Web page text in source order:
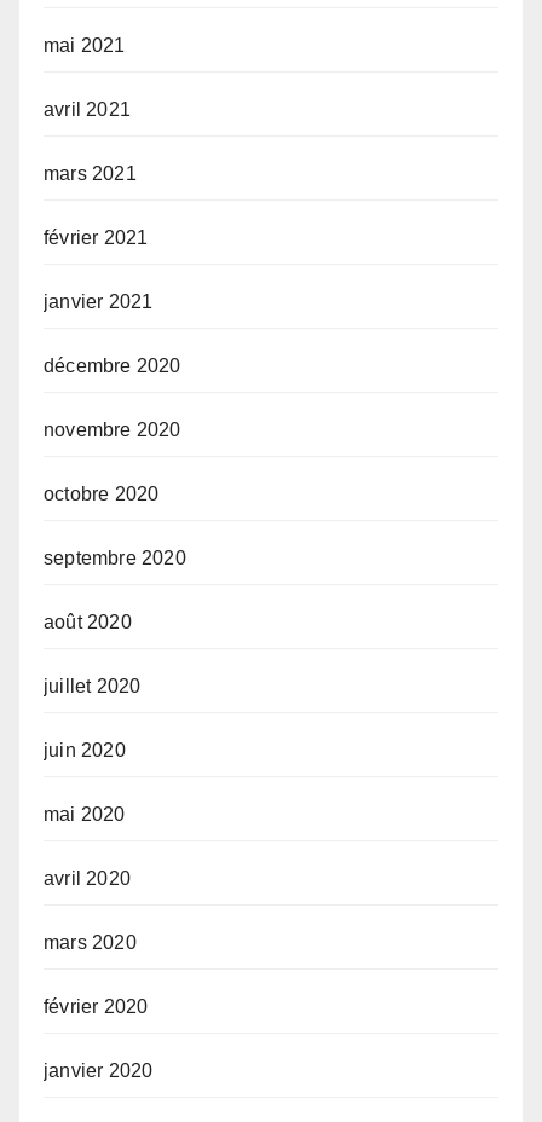
mai 2021
avril 2021
mars 2021
février 2021
janvier 2021
décembre 2020
novembre 2020
octobre 2020
septembre 2020
août 2020
juillet 2020
juin 2020
mai 2020
avril 2020
mars 2020
février 2020
janvier 2020